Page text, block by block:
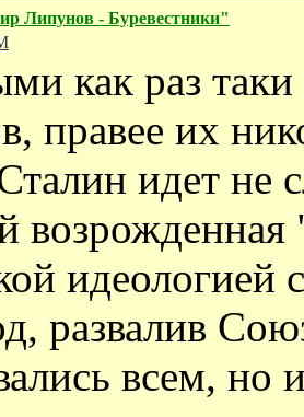
Липунов - Буревестники"
как раз
правее их
идет не
идеологией
развалив
всем,